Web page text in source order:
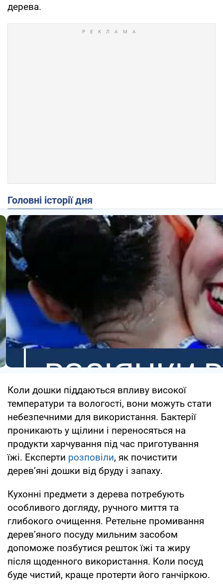
дерева.
Головні історії дня
Коли дошки піддаються впливу високої
температури та вологості, вони можуть стати
небезпечними для використання. Бактерії
проникають у щілини і переносяться на
продукти харчування під час приготування
їжі. Експерти розповіли, як почистити
дерев’яні дошки від бруду і запаху.
Кухонні предмети з дерева потребують
особливого догляду, ручного миття та
глибокого очищення. Ретельне промивання
дерев’яного посуду мильним засобом
допоможе позбутися решток їжі та жиру
після щоденного використання. Коли посуд
буде чистий, краще протерти його ганчіркою.